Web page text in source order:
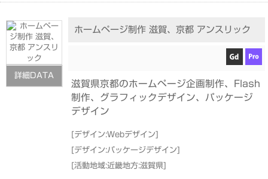
詳細DATA
ホームページ制作 滋賀、京都 アンスリック
滋賀県京都のホームページ企画制作、Flash
制作、グラフィックデザイン、パッケージ
デザイン
[デザイン:Webデザイン]
[デザイン:パッケージデザイン]
[活動地域:近畿地方:滋賀県]